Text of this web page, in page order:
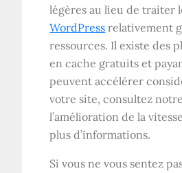
légères au lieu de traiter
WordPress relativement
ressources. Il existe des
en cache gratuits et
peuvent accélérer
votre site, consultez
l’amélioration de la
plus d’informations.
Si vous ne vous sentez